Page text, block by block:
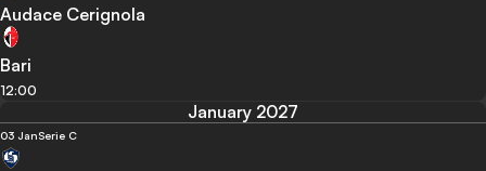
Audace Cerignola
Bari
12:00
January 2027
03 JanSerie C